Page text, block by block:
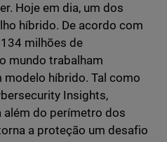
Hoje em dia, um dos
híbrido. De acordo com
milhões de
mundo trabalham
híbrido. Tal como
Insights,
além do perímetro dos
a proteção um desafio